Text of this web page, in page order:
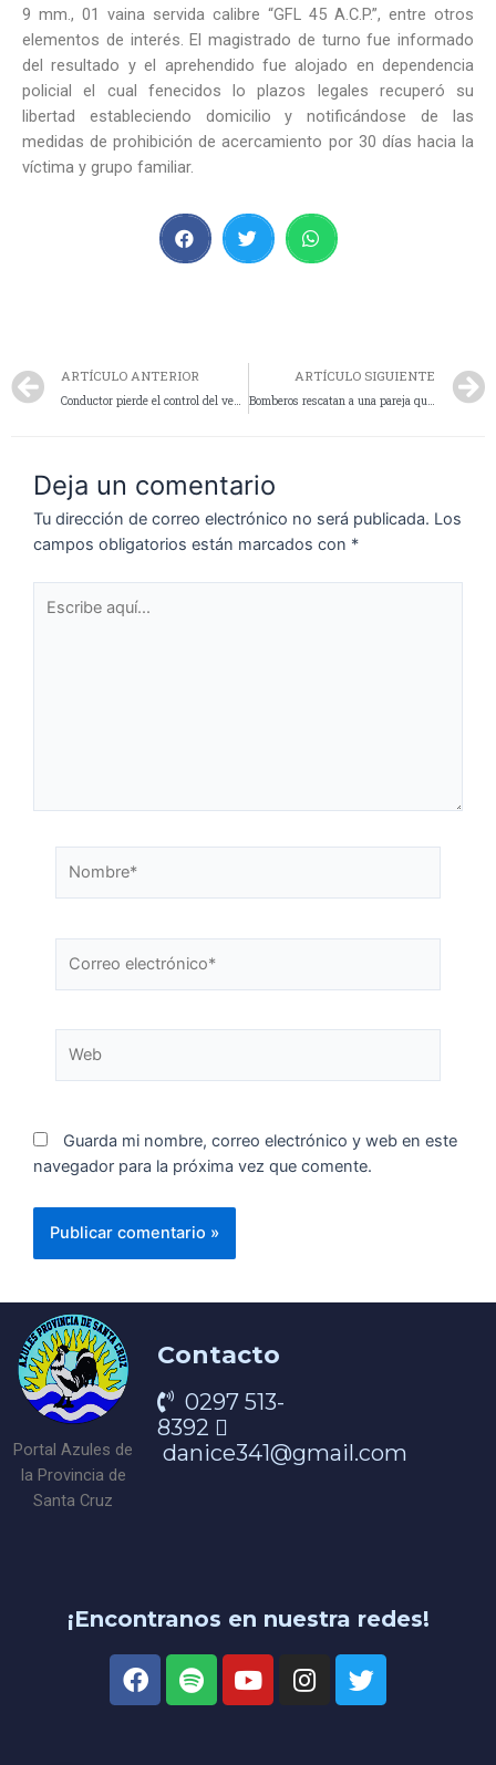
9 mm., 01 vaina servida calibre “GFL 45 A.C.P.”, entre otros
elementos de interés. El magistrado de turno fue informado
del resultado y el aprehendido fue alojado en dependencia
policial el cual fenecidos lo plazos legales recuperó su
libertad estableciendo domicilio y notificándose de las
medidas de prohibición de acercamiento por 30 días hacia la
víctima y grupo familiar.
ARTÍCULO ANTERIOR
Conductor pierde el control del vehículo y choca una camioneta estacionada
ARTÍCULO SIGUIENTE
Bomberos rescatan a una pareja que se encontraba en las alturas con inteciones de arrojarse al vacío y bajo la ingesta de bebidas alcohólicas
Deja un comentario
Tu dirección de correo electrónico no será publicada. Los
campos obligatorios están marcados con *
Guarda mi nombre, correo electrónico y web en este
navegador para la próxima vez que comente.
Portal Azules de
la Provincia de
Santa Cruz
Contacto
0297 513-
8392
danice341@gmail.com
¡Encontranos en nuestra redes!